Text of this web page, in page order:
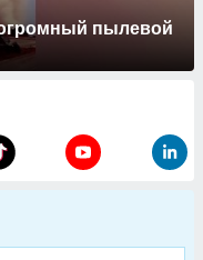
пылевой